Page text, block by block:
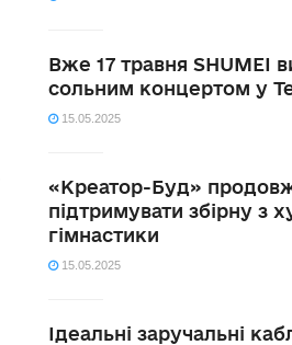
Вже 17 травня SHUMEI
сольним концертом у
15.05.2025
«Креатор-Буд»
підтримувати збірну з
гімнастики
15.05.2025
Ідеальні заручальні